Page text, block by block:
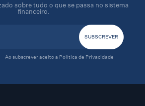
sobre tudo o que se passa no sistema
financeiro.
Ao subscrever aceito a Política de Privacidade